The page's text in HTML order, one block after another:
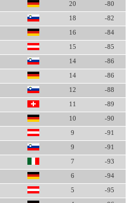
20 -80
18 -82
16 -84
15 -85
14 -86
14 -86
12 -88
11 -89
10 -90
9 -91
9 -91
7 -93
6 -94
5 -95